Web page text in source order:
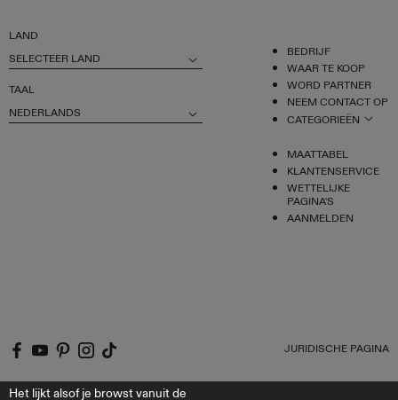
LAND
SELECTEER LAND
TAAL
NEDERLANDS
BEDRIJF
WAAR TE KOOP
WORD PARTNER
NEEM CONTACT OP
CATEGORIEËN
MAATTABEL
KLANTENSERVICE
WETTELIJKE
PAGINA'S
AANMELDEN
JURIDISCHE PAGINA
Het lijkt alsof je browst vanuit de